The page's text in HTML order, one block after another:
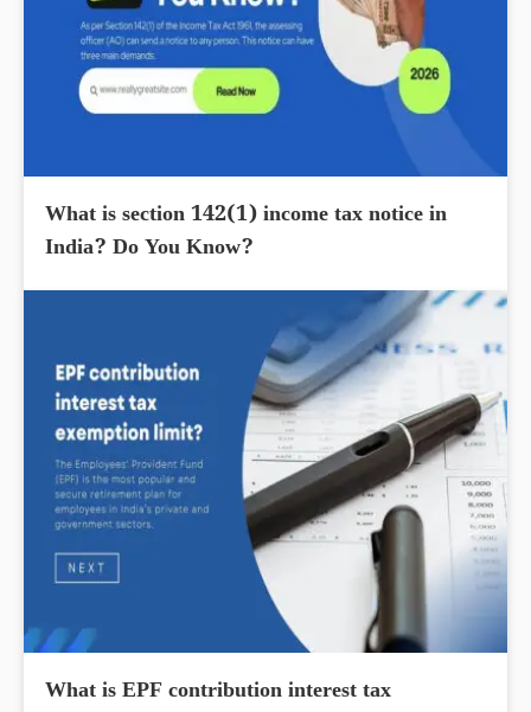
What is section 142(1) income tax notice in
India? Do You Know?
What is EPF contribution interest tax